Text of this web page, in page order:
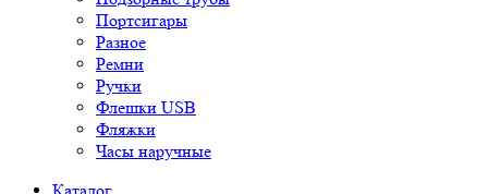
Портсигары
Разное
Ремни
Ручки
Флешки USB
Фляжки
Часы наручные